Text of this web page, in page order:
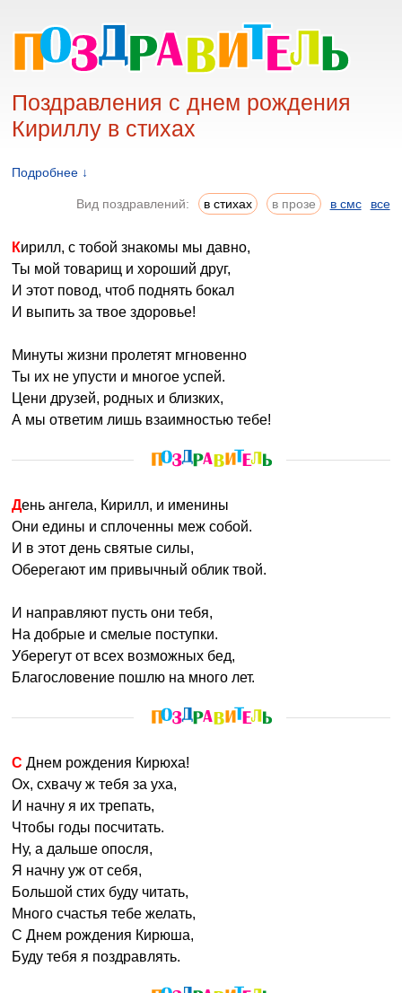
Поздравления с днем рождения
Кириллу в стихах
Подробнее ↓
Вид поздравлений: в стихах в прозе в смс все
Кирилл, с тобой знакомы мы давно,
Ты мой товарищ и хороший друг,
И этот повод, чтоб поднять бокал
И выпить за твое здоровье!
Минуты жизни пролетят мгновенно
Ты их не упусти и многое успей.
Цени друзей, родных и близких,
А мы ответим лишь взаимностью тебе!
День ангела, Кирилл, и именины
Они едины и сплоченны меж собой.
И в этот день святые силы,
Оберегают им привычный облик твой.
И направляют пусть они тебя,
На добрые и смелые поступки.
Уберегут от всех возможных бед,
Благословение пошлю на много лет.
С Днем рождения Кирюха!
Ох, схвачу ж тебя за уха,
И начну я их трепать,
Чтобы годы посчитать.
Ну, а дальше опосля,
Я начну уж от себя,
Большой стих буду читать,
Много счастья тебе желать,
С Днем рождения Кирюша,
Буду тебя я поздравлять.